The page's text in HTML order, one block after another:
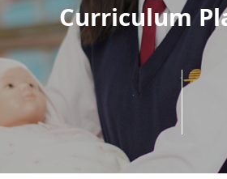
Curriculum